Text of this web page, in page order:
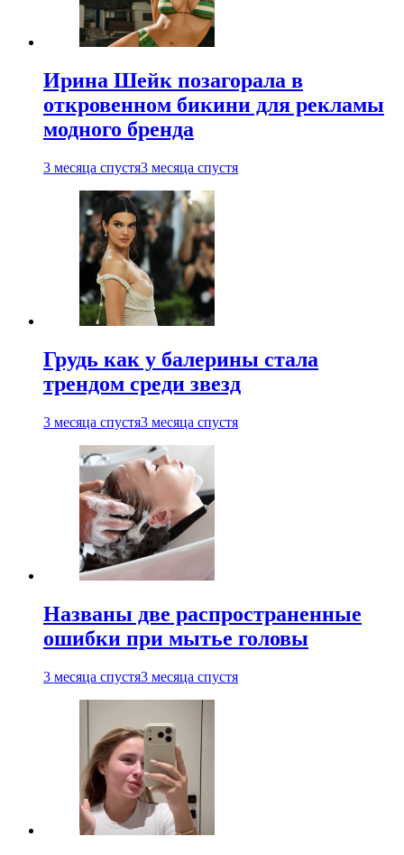
Ирина Шейк позагорала в
откровенном бикини для рекламы
модного бренда
3 месяца спустя3 месяца спустя
Грудь как у балерины стала
трендом среди звезд
3 месяца спустя3 месяца спустя
Названы две распространенные
ошибки при мытье головы
3 месяца спустя3 месяца спустя